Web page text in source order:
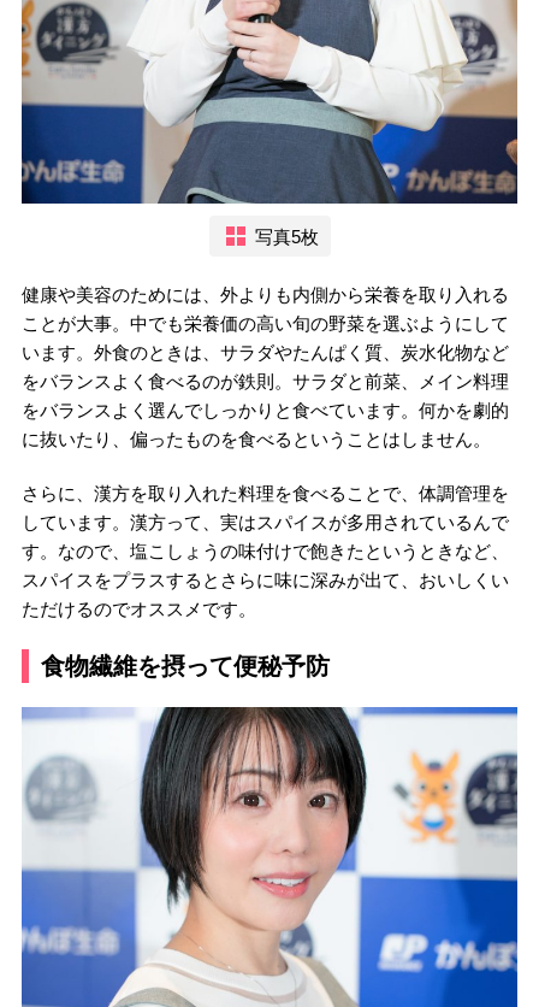
写真5枚
健康や美容のためには、外よりも内側から栄養を取り入れる
ことが大事。中でも栄養価の高い旬の野菜を選ぶようにして
います。外食のときは、サラダやたんぱく質、炭水化物など
をバランスよく食べるのが鉄則。サラダと前菜、メイン料理
をバランスよく選んでしっかりと食べています。何かを劇的
に抜いたり、偏ったものを食べるということはしません。
さらに、漢方を取り入れた料理を食べることで、体調管理を
しています。漢方って、実はスパイスが多用されているんで
す。なので、塩こしょうの味付けで飽きたというときなど、
スパイスをプラスするとさらに味に深みが出て、おいしくい
ただけるのでオススメです。
食物繊維を摂って便秘予防